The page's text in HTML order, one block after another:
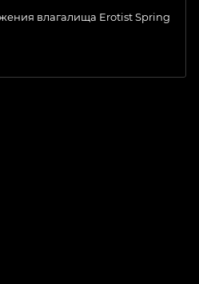
влагалища Erotist Spring